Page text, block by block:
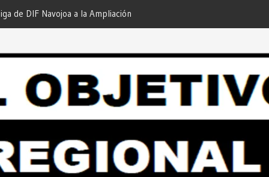
de DIF Navojoa a la Ampliación
de Servicios… Desde: Redacción
Nuestras Familias!…